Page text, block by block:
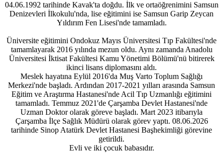
04.06.1992 tarihinde Kavak'ta doğdu. İlk ve ortaöğrenimini Samsun
Denizevleri İlkokulu'nda, lise eğitimini ise Samsun Garip Zeycan
Yıldırım Fen Lisesi'nde tamamladı.
Üniversite eğitimini Ondokuz Mayıs Üniversitesi Tıp Fakültesi'nde
tamamlayarak 2016 yılında mezun oldu. Aynı zamanda Anadolu
Üniversitesi İktisat Fakültesi Kamu Yönetimi Bölümü'nü bitirerek
ikinci lisans diplomasını aldı.
Meslek hayatına Eylül 2016'da Muş Varto Toplum Sağlığı
Merkezi'nde başladı. Ardından 2017-2021 yılları arasında Samsun
Eğitim ve Araştırma Hastanesi'nde Acil Tıp Uzmanlığı eğitimini
tamamladı. Temmuz 2021'de Çarşamba Devlet Hastanesi'nde
Uzman Doktor olarak göreve başladı. Mart 2023 itibarıyla
Çarşamba İlçe Sağlık Müdürü olarak görev yaptı. 08.06.2026
tarihinde Sinop Atatürk Devlet Hastanesi Başhekimliği görevine
getirildi.
Evli ve iki çocuk babasıdır.